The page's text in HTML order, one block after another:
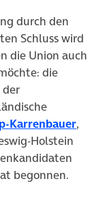
durch den
Schluss wird
die Union auch
die
in neuem Tab)
der
Karrenbauer,
Holstein
begonnen.